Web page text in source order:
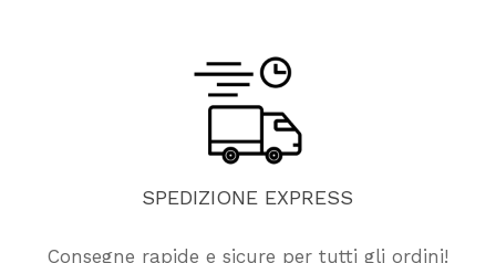
SPEDIZIONE EXPRESS
Consegne rapide e sicure per tutti gli ordini!